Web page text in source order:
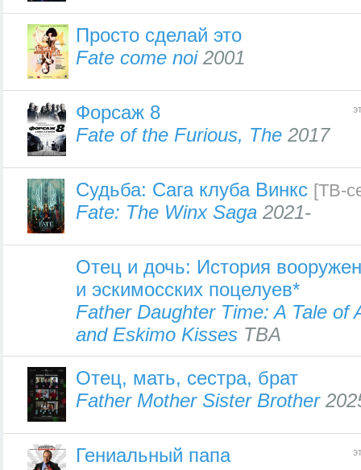
Просто сделай это
Fate come noi2001
Форсаж 8
Fate of the Furious, The 2017
Судьба: Сага клуба Винкс [ТВ-
Fate: The Winx Saga 2021-
Отец и дочь: История
и эскимосских поцелуев*
Father Daughter Time: A Tale of
and Eskimo Kisses TBA
Отец, мать, сестра, брат
Father Mother Sister Brother
Гениальный папа